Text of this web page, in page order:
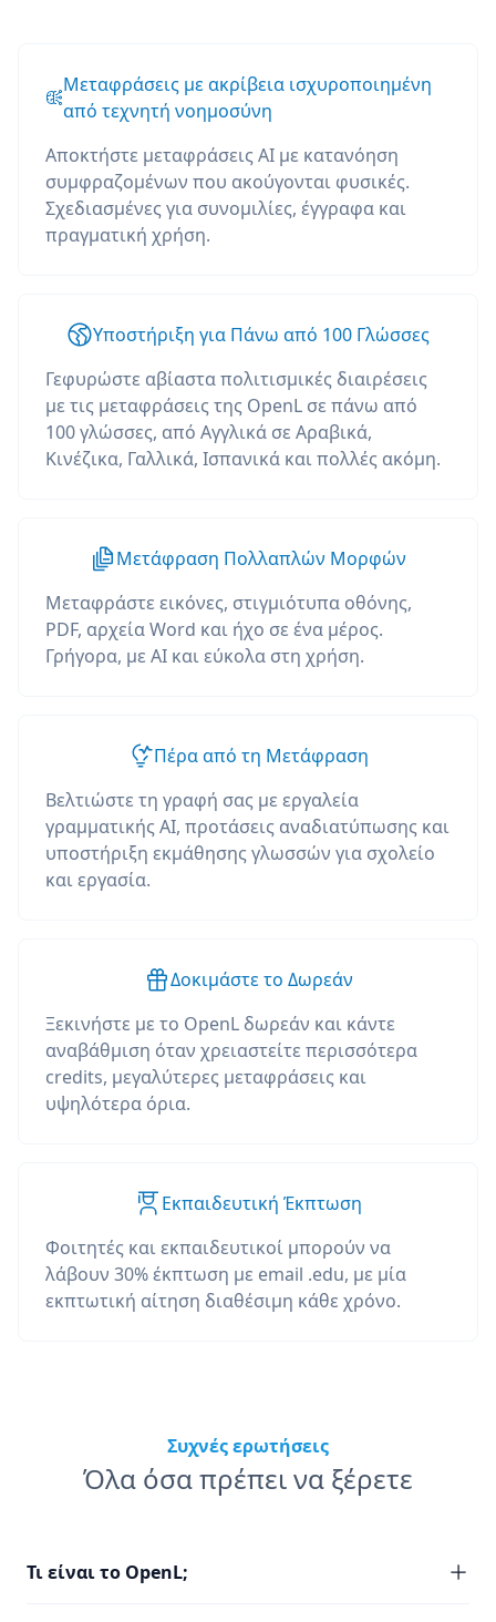
Μεταφράσεις με ακρίβεια ισχυροποιημένη
από τεχνητή νοημοσύνη
Αποκτήστε μεταφράσεις AI με κατανόηση
συμφραζομένων που ακούγονται φυσικές.
Σχεδιασμένες για συνομιλίες, έγγραφα και
πραγματική χρήση.
Υποστήριξη για Πάνω από 100 Γλώσσες
Γεφυρώστε αβίαστα πολιτισμικές διαιρέσεις
με τις μεταφράσεις της OpenL σε πάνω από
100 γλώσσες, από Αγγλικά σε Αραβικά,
Κινέζικα, Γαλλικά, Ισπανικά και πολλές ακόμη.
Μετάφραση Πολλαπλών Μορφών
Μεταφράστε εικόνες, στιγμιότυπα οθόνης,
PDF, αρχεία Word και ήχο σε ένα μέρος.
Γρήγορα, με AI και εύκολα στη χρήση.
Πέρα από τη Μετάφραση
Βελτιώστε τη γραφή σας με εργαλεία
γραμματικής AI, προτάσεις αναδιατύπωσης και
υποστήριξη εκμάθησης γλωσσών για σχολείο
και εργασία.
Δοκιμάστε το Δωρεάν
Ξεκινήστε με το OpenL δωρεάν και κάντε
αναβάθμιση όταν χρειαστείτε περισσότερα
credits, μεγαλύτερες μεταφράσεις και
υψηλότερα όρια.
Εκπαιδευτική Έκπτωση
Φοιτητές και εκπαιδευτικοί μπορούν να
λάβουν 30% έκπτωση με email .edu, με μία
εκπτωτική αίτηση διαθέσιμη κάθε χρόνο.
Συχνές ερωτήσεις
Όλα όσα πρέπει να ξέρετε
Τι είναι το OpenL;